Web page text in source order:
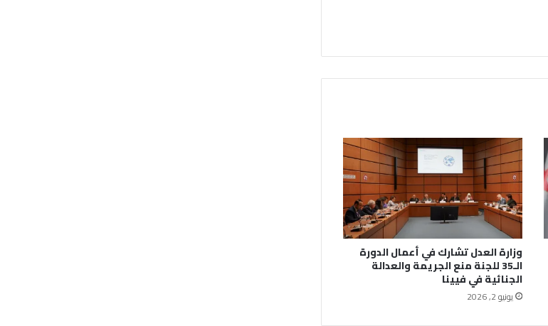
وزارة العدل تشارك في أعمال الدورة
الـ35 للجنة منع الجريمة والعدالة
الجنائية في فيينا
يونيو 2, 2026